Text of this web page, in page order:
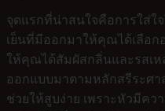
จุดแรกที่น่าสนใจคือการใส่ใ
เย็นที่มีออกมาให้คุณได้เลือก
ให้คุณได้สัมผัสกลิ่นและรสเ
ออกแบบมาตามหลักสรีระศา
ช่วยให้สูบง่าย เพราะหัวมีคว